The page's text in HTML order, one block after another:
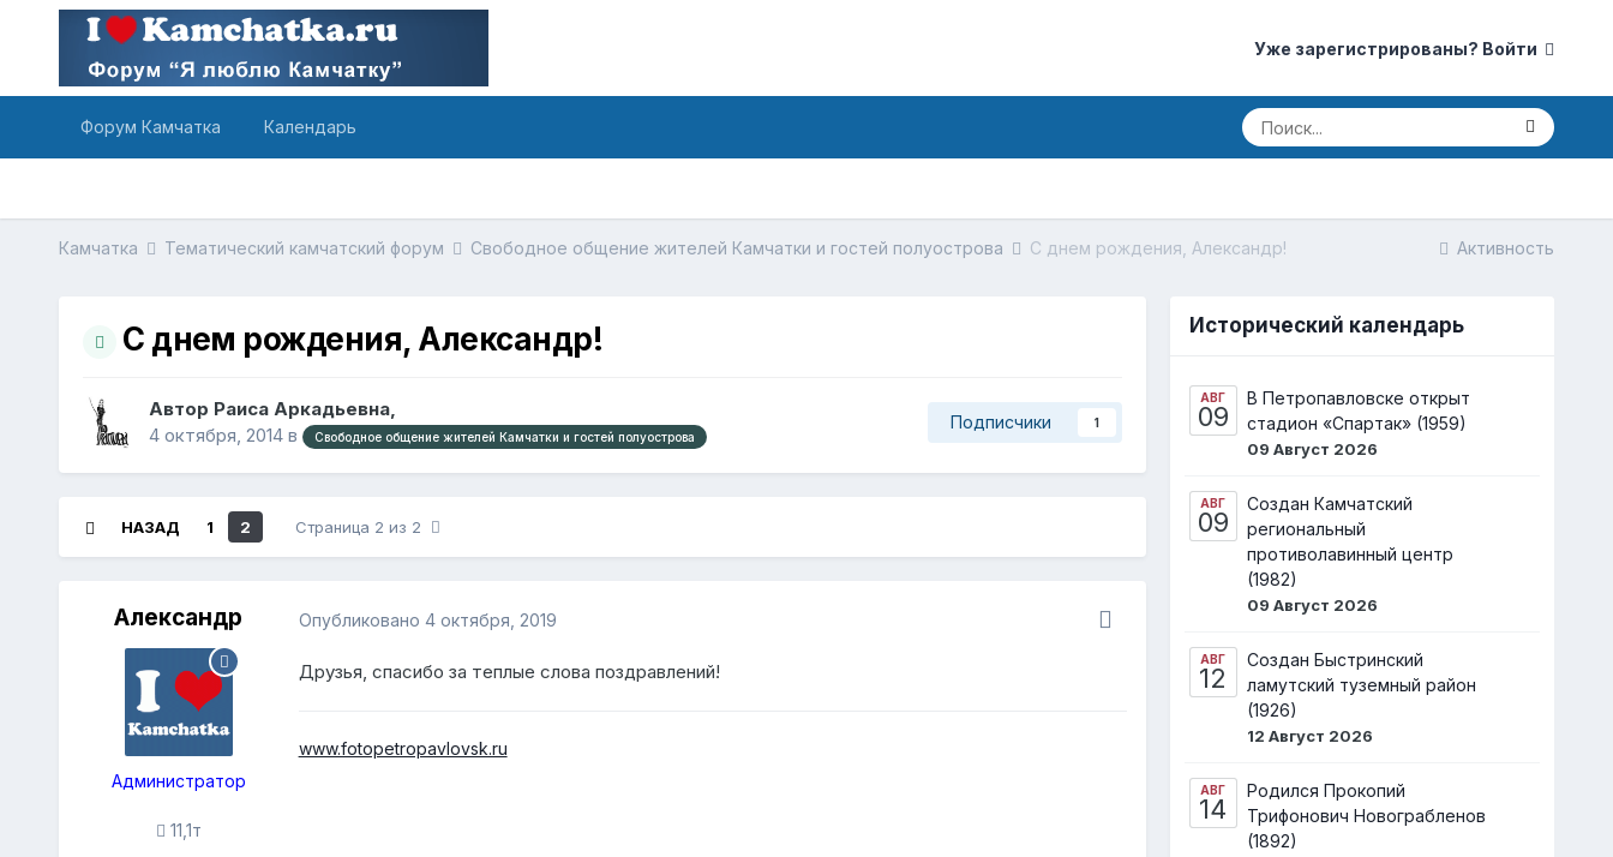
Уже зарегистрированы? Войти
Форум Камчатка Календарь
Активность
Камчатка Тематический камчатский форум Свободное общение жителей Камчатки и гостей полуострова С днем рождения, Александр!
С днем рождения, Александр!
Автор Раиса Аркадьевна,
4 октября, 2014в Свободное общение жителей Камчатки и гостей полуострова
Подписчики 1
НАЗАД 1 2 Страница 2 из 2
Александр
Администратор
11,1т
Опубликовано 4 октября, 2019
Друзья, спасибо за теплые слова поздравлений!
www.fotopetropavlovsk.ru
Исторический календарь
АВГ
09
В Петропавловске открыт
стадион «Спартак» (1959)
09 Август 2026
АВГ
09
Создан Камчатский
региональный
противолавинный центр
(1982)
09 Август 2026
АВГ
12
Создан Быстринский
ламутский туземный район
(1926)
12 Август 2026
АВГ
14
Родился Прокопий
Трифонович Новограбленов
(1892)